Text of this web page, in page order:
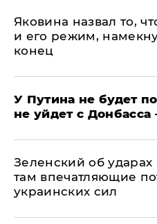
Яковина назвал то,
и его режим,
конец
У Путина не будет
не уйдет с Донбасса
Зеленский об
там впечатляющие
украинских сил